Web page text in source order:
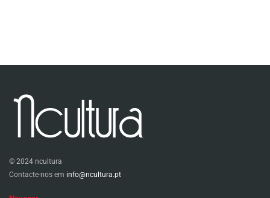
© 2024 ncultura
Contacte-nos em info@ncultura.pt